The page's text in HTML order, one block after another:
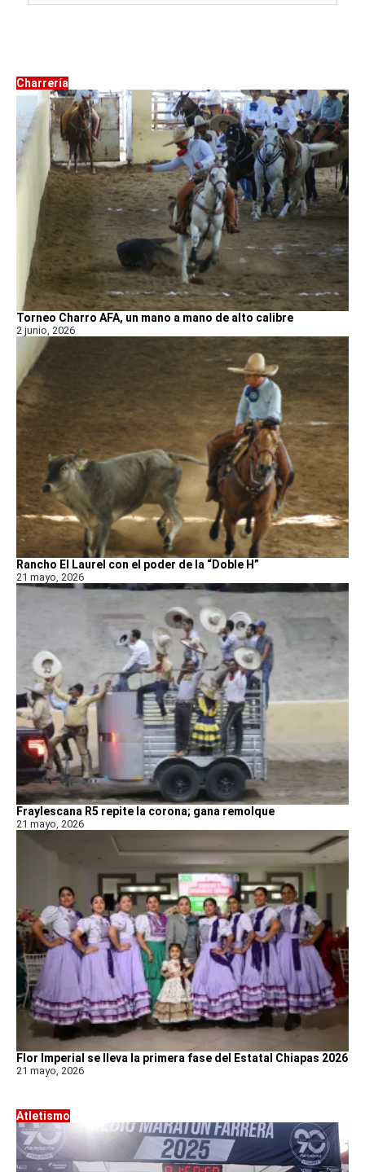
Charrería
Torneo Charro AFA, un mano a mano de alto calibre
2 junio, 2026
Rancho El Laurel con el poder de la “Doble H”
21 mayo, 2026
Fraylescana R5 repite la corona; gana remolque
21 mayo, 2026
Flor Imperial se lleva la primera fase del Estatal Chiapas 2026
21 mayo, 2026
Atletismo